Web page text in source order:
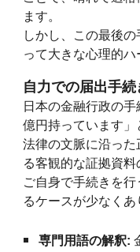
ます。
しかし、この最後
って大きな心理的ハ
自力での届出手
日本の金融行政の
億円持っています」
法律の文脈に沿っ
る客観的な証拠資料
ご自身で手続きを
るケースが少なくあ
専門用語の解釈: